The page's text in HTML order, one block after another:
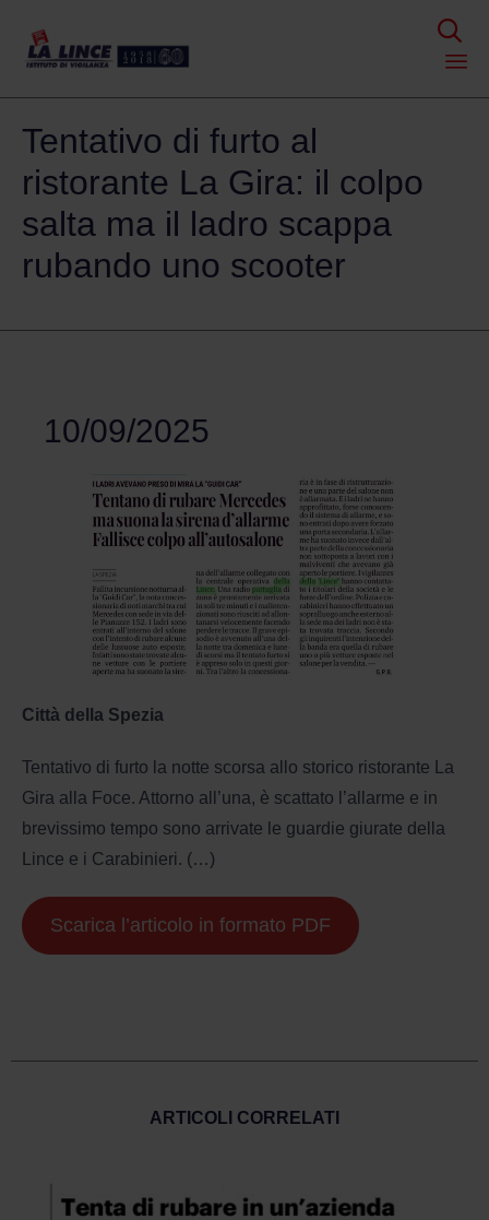

to
Tentativo di furto al
ristorante La Gira: il colpo
salta ma il ladro scappa
rubando uno scooter
10/09/2025
Città della Spezia
Tentativo di furto la notte scorsa allo storico ristorante La
Gira alla Foce. Attorno all’una, è scattato l’allarme e in
brevissimo tempo sono arrivate le guardie giurate della
Lince e i Carabinieri. (…)
Scarica l’articolo in formato PDF
ARTICOLI CORRELATI